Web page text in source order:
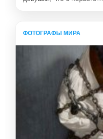
ФОТОГРАФЫ МИРА